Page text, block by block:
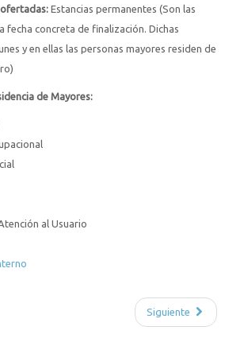
Estancias permanentes (Son las
fecha concreta de finalización. Dichas
y en ellas las personas mayores residen de
de Mayores:
al Usuario
Siguiente